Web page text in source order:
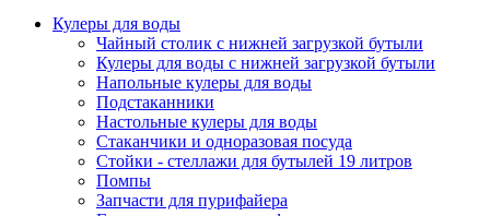
Кулеры для воды
Чайный столик с нижней загрузкой бутыли
Кулеры для воды с нижней загрузкой бутыли
Напольные кулеры для воды
Подстаканники
Настольные кулеры для воды
Стаканчики и одноразовая посуда
Стойки - стеллажи для бутылей 19 литров
Помпы
Запчасти для пурифайера